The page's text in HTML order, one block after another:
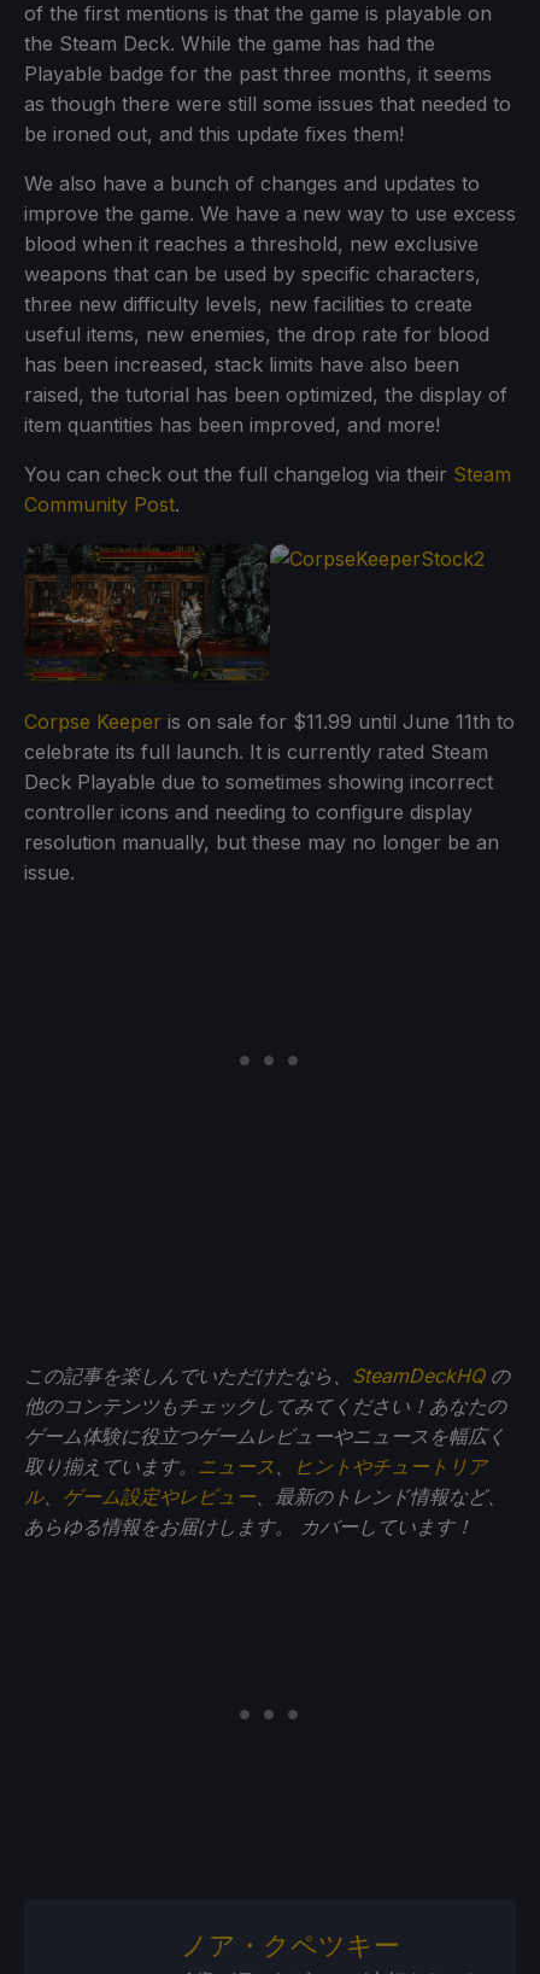
of the first mentions is that the game is playable on
the Steam Deck. While the game has had the
Playable badge for the past three months, it seems
as though there were still some issues that needed to
be ironed out, and this update fixes them!
We also have a bunch of changes and updates to
improve the game. We have a new way to use excess
blood when it reaches a threshold, new exclusive
weapons that can be used by specific characters,
three new difficulty levels, new facilities to create
useful items, new enemies, the drop rate for blood
has been increased, stack limits have also been
raised, the tutorial has been optimized, the display of
item quantities has been improved, and more!
You can check out the full changelog via their Steam
Community Post.
Corpse Keeper is on sale for $11.99 until June 11th to
celebrate its full launch. It is currently rated Steam
Deck Playable due to sometimes showing incorrect
controller icons and needing to configure display
resolution manually, but these may no longer be an
issue.
この記事を楽しんでいただけたなら、 SteamDeckHQの
他のコンテンツもチェックしてみてください！あなたの
ゲーム体験に役立つゲームレビューやニュースを幅広く
取り揃えています。 ニュース 、
ヒントやチュートリア
ル、 ゲーム設定やレビュー、最新のトレンド情報など、
あらゆる情報をお届けします。
カバーしています！
ノア・クペツキー